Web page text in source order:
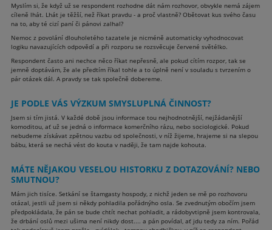
Myslím si, že když už se respondent rozhodne dát nám rozhovor, obvykle nemá zájem
cíleně lhát. Lhát je těžší, než říkat pravdu - a proč vlastně? Obětovat kus svého času
na to, aby té cizí paní či pánovi zalhal?
Nemoc z povolání dlouholetého tazatele je nicméně automaticky vyhodnocovat
logiku navazujících odpovědí a při rozporu se rozsvěcuje červené světélko.
Respondent často ani nechce něco říkat nepřesně, ale pokud cítím rozpor, tak se
jemně doptávám, že ale předtím říkal tohle a to úplně není v souladu s tvrzením o
pár otázek dál. A pravdy se tak společně dobereme.
JE PODLE VÁS VÝZKUM SMYSLUPLNÁ ČINNOST?
Jsem si tím jistá. V každé době jsou informace tou nejhodnotnější, nejžádanější
komoditou, ať už se jedná o informace komerčního rázu, nebo sociologické. Pokud
nebudeme získávat zpětnou vazbu od společnosti, v níž žijeme, hrajeme si na slepou
bábu, která se nechá vést do kouta v naději, že tam najde kohouta.
MÁTE NĚJAKOU VESELOU HISTORKU Z DOTAZOVÁNÍ? NEBO
SMUTNOU?
Mám jich tisíce. Setkání se štamgasty hospody, z nichž jeden se mě po rozhovoru
otázal, jestli už jsem si někdy pohladila pořádnýho osla. Se zvednutým obočím jsem
předpokládala, že pán se bude chtít nechat pohladit, a rádobyvtipně jsem kontrovala,
že drbání oslů mezi ušima není nikdy dost.... a pán povídal, ať jdu tedy za ním. Pořád